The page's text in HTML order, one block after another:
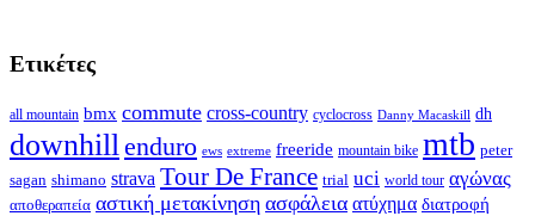
Ετικέτες
all mountain bmx commute cross-country cyclocross Danny Macaskill dh
downhillenduro ews extreme freeride mountain bike mtb peter
sagan shimano strava Tour De France trial uci world tour αγώνας
αποθεραπεία αστική μετακίνηση ασφάλεια ατύχημα διατροφή